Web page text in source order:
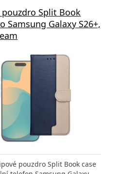
pouzdro Split Book
Samsung Galaxy S26+,
pouzdro Split Book case